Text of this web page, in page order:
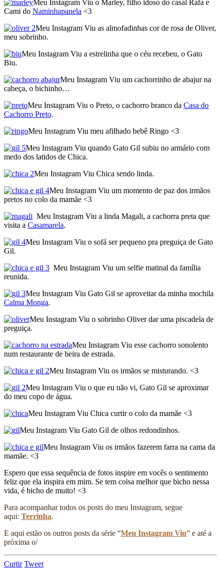
Meu Instagram Viu o Marley, filho idoso do casal Rafa e
Cami do Naminhapanela <3
Meu Instagram Viu as almofadinhas cor de rosa de Oliver,
meu sobrinho.
Meu Instagram Viu a estrelinha que o céu recebeu, o Gato
Biu.
Meu Instagram Viu um cachorrinho de abajur na
cabeça, o bichinho…
Meu Instagram Viu o Preto, o cachorro branco da Casa do
Cachorro Preto.
Meu Instagram Viu meu afilhado bebê Ringo <3
Meu Instagram Viu quando Gato Gil subiu no armário com
medo dos latidos de Chica.
Meu Instagram Viu Chica sendo linda.
Meu Instagram Viu um momento de paz dos irmãos
pretos no colo da mamãe <3
Meu Instagram Viu a linda Magali, a cachorra preta que
visita a Casamarela.
Meu Instagram Viu o sofá ser pequeno pra preguiça de Gato
Gil.
Meu Instagram Viu um selfie matinal da família
reunida.
Meu Instagram Viu Gato Gil se aproveitar da minha mochila
Calma Monga.
Meu Instagram Viu o sobrinho Oliver dar uma piscadela de
preguiça.
Meu Instagram Viu esse cachorro sonolento
num restaurante de beira de estrada.
Meu Instagram Viu os irmãos se misturando. <3
Meu Instagram Viu o que eu não vi, Gato Gil se aproximar
do meu copo de água.
Meu Instagram Viu Chica curtir o colo da mamãe <3
Meu Instagram Viu Gato Gil de olhos redondinhos.
Meu Instagram Viu os irmãos fazerem farra na cama da
mamãe. <3
Espero que essa sequência de fotos inspire em vocês o sentimento
feliz que ela inspira em mim. Se tem coisa melhor que bicho nessa
vida, é bicho de muito! <3
Para acompanhar todos os posts do meu Instagram, segue
aqui: Terrinha.
E aqui estão os outros posts da série “Meu Instagram Viu” e até a
próxima o/
Curtir Tweet